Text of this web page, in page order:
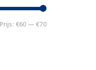
Min.
Max.
Prijs: €60 —€70